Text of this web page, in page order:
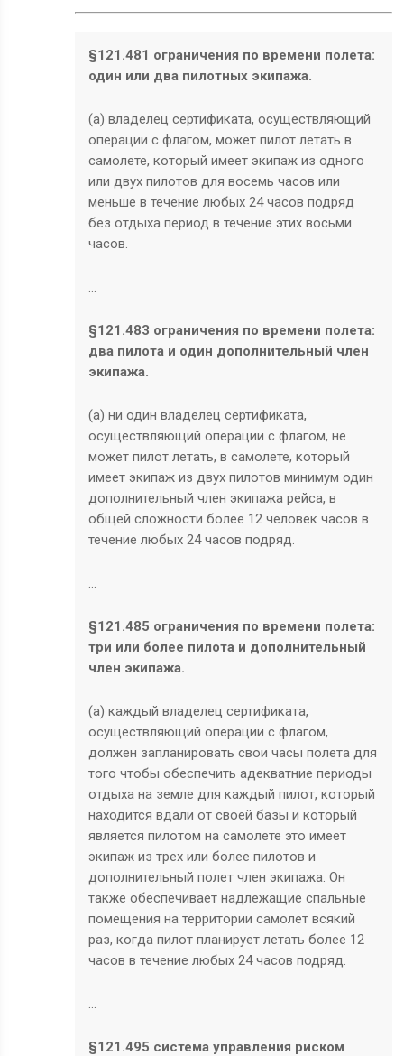
§121.481 ограничения по времени полета:
один или два пилотных экипажа.
(a) владелец сертификата, осуществляющий
операции с флагом, может пилот летать в
самолете, который имеет экипаж из одного
или двух пилотов для восемь часов или
меньше в течение любых 24 часов подряд
без отдыха период в течение этих восьми
часов.
…
§121.483 ограничения по времени полета:
два пилота и один дополнительный член
экипажа.
(a) ни один владелец сертификата,
осуществляющий операции с флагом, не
может пилот летать, в самолете, который
имеет экипаж из двух пилотов минимум один
дополнительный член экипажа рейса, в
общей сложности более 12 человек часов в
течение любых 24 часов подряд.
…
§121.485 ограничения по времени полета:
три или более пилота и дополнительный
член экипажа.
(a) каждый владелец сертификата,
осуществляющий операции с флагом,
должен запланировать свои часы полета для
того чтобы обеспечить адекватние периоды
отдыха на земле для каждый пилот, который
находится вдали от своей базы и который
является пилотом на самолете это имеет
экипаж из трех или более пилотов и
дополнительный полет член экипажа. Он
также обеспечивает надлежащие спальные
помещения на территории самолет всякий
раз, когда пилот планирует летать более 12
часов в течение любых 24 часов подряд.
…
§121.495 система управления риском